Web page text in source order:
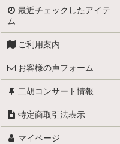
最近チェックしたアイテ
ム
ご利用案内
お客様の声フォーム
二胡コンサート情報
特定商取引法表示
マイページ